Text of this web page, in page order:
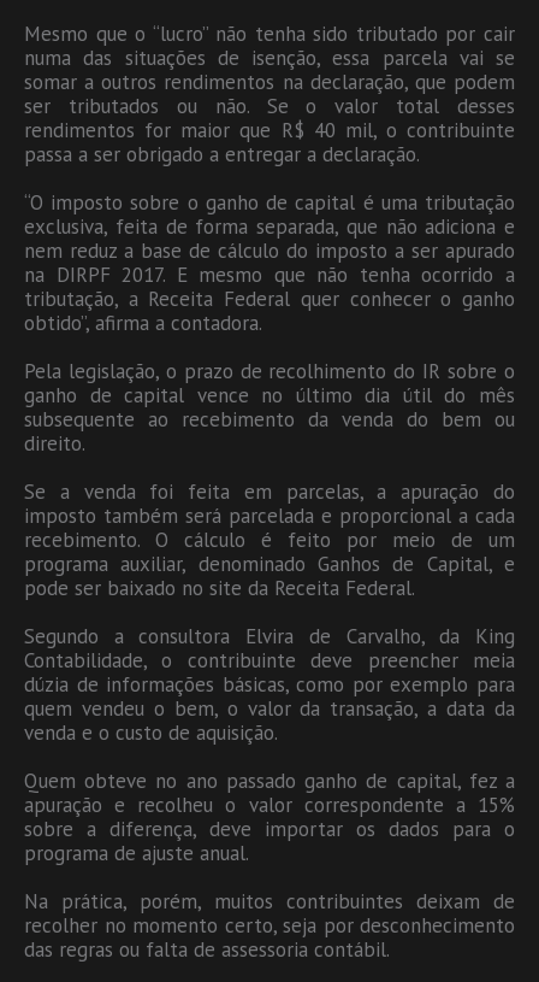
Mesmo que o “lucro” não tenha sido tributado por cair
numa das situações de isenção, essa parcela vai se
somar a outros rendimentos na declaração, que podem
ser tributados ou não. Se o valor total desses
rendimentos for maior que R$ 40 mil, o contribuinte
passa a ser obrigado a entregar a declaração.
“O imposto sobre o ganho de capital é uma tributação
exclusiva, feita de forma separada, que não adiciona e
nem reduz a base de cálculo do imposto a ser apurado
na DIRPF 2017. E mesmo que não tenha ocorrido a
tributação, a Receita Federal quer conhecer o ganho
obtido”, afirma a contadora.
Pela legislação, o prazo de recolhimento do IR sobre o
ganho de capital vence no último dia útil do mês
subsequente ao recebimento da venda do bem ou
direito.
Se a venda foi feita em parcelas, a apuração do
imposto também será parcelada e proporcional a cada
recebimento. O cálculo é feito por meio de um
programa auxiliar, denominado Ganhos de Capital, e
pode ser baixado no site da Receita Federal.
Segundo a consultora Elvira de Carvalho, da King
Contabilidade, o contribuinte deve preencher meia
dúzia de informações básicas, como por exemplo para
quem vendeu o bem, o valor da transação, a data da
venda e o custo de aquisição.
Quem obteve no ano passado ganho de capital, fez a
apuração e recolheu o valor correspondente a 15%
sobre a diferença, deve importar os dados para o
programa de ajuste anual.
Na prática, porém, muitos contribuintes deixam de
recolher no momento certo, seja por desconhecimento
das regras ou falta de assessoria contábil.